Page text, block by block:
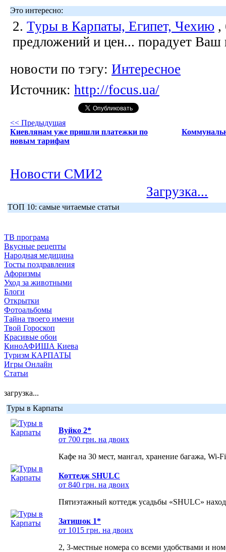
Это интересно:
2. Туры в Карпаты, Египет, Чехию ,
предложений и цен... порадует Ваш
новости по тэгу: Интересное
Источник: http://focus.ua/
<< Предыдущая
Киевлянам уже пришли платежки по
новым тарифам
Новости СМИ2
Загрузка...
ТОП 10: самые читаемые статьи
ТВ програма
Вкусные рецепты
Народная медицина
Тосты поздравления
Афоризмы
Уход за животными
Блоги
Открытки
Фотоальбомы
Тайна твоего имени
Твой Гороскоп
Красивые обои
КиноАФИША Киева
Туризм КАРПАТЫ
Игры Онлайн
Статьи
загрузка...
Туры в Карпаты
Вуйко 2*
от 700 грн. на двоих
Кафе на 30 мест, мангал, хранение багажа, Wi-
Коттедж SHULC
от 840 грн. на двоих
Пятиэтажный коттедж усадьбы «SHULC»
Затишок 1*
от 1015 грн. на двоих
2, 3-местные номера со всеми удобствами и